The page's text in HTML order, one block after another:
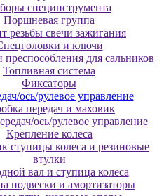
специнструмента
Поршневая группа
резьбы свечи зажигания
и ключи
для сальников
Топливная система
Фиксаторы
ось/рулевое управление
передач и маховик
ось/рулевое управление
Крепление колеса
ступицы колеса и резиновые
втулки
вал и ступица колеса
подвески и амортизаторы